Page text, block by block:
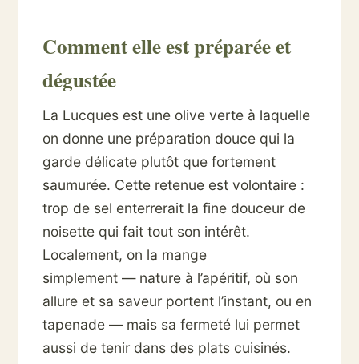
Comment elle est préparée et
dégustée
La Lucques est une olive verte à laquelle
on donne une préparation douce qui la
garde délicate plutôt que fortement
saumurée. Cette retenue est volontaire :
trop de sel enterrerait la fine douceur de
noisette qui fait tout son intérêt.
Localement, on la mange
simplement — nature à l’apéritif, où son
allure et sa saveur portent l’instant, ou en
tapenade — mais sa fermeté lui permet
aussi de tenir dans des plats cuisinés.